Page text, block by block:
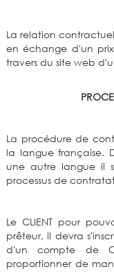
La relation
en échange d'un
travers du site web
La procédure de
la langue française.
une autre langue il
processus de
Le CLIENT pour
prêteur, il devra
d'un compte de
proportionner de